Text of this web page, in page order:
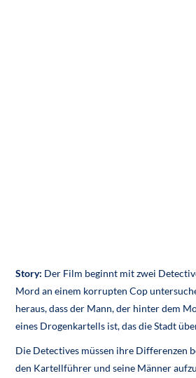
Story: Der Film beginnt mit zwei
Mord an einem korrupten Cop
heraus, dass der Mann, der hinter dem
eines Drogenkartells ist, das die Stadt
Die Detectives müssen ihre Differenzen
den Kartellführer und seine Männer